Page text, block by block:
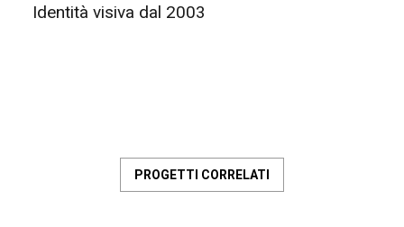
Identità visiva dal 2003
PROGETTI CORRELATI